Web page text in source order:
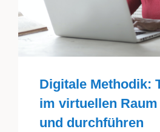
Digitale Methodik:
im virtuellen
und durchführen​